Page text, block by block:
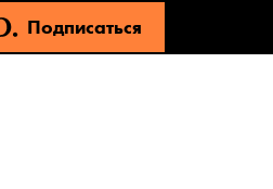
Подписаться